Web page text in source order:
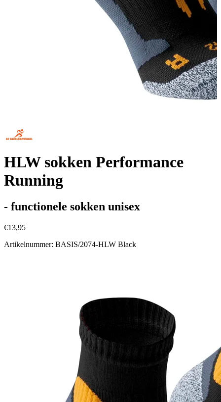
HLW sokken Performance
Running
- functionele sokken unisex
€13,95
Artikelnummer: BASIS/2074-HLW Black